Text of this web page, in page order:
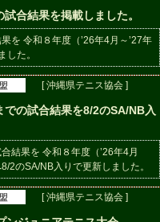
合結果を掲載しました。
を 令和８年度（’26年4月～’27年
した。
[ 沖縄県テニス協会 ]
の試合結果を8/2のSA/NB入
結果を 令和８年度（’26年4月
2のSA/NB入りで更新しました。
[ 沖縄県テニス協会 ]